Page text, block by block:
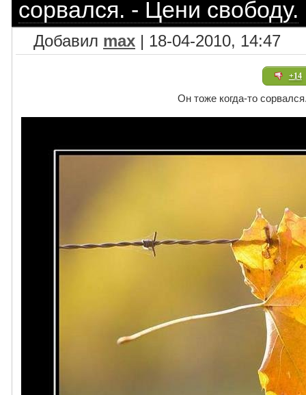
сорвался. - Цени свободу.
Добавил max | 18-04-2010, 14:47
+14
Он тоже когда-то